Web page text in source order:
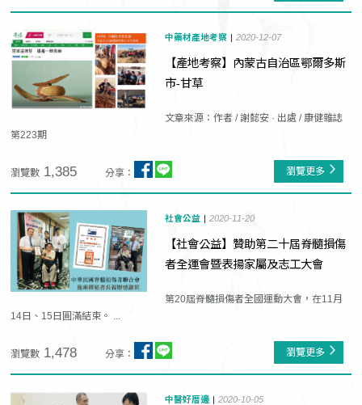
中藥材產地考察 2020-12-07
【產地考察】內蒙古自治區鄂爾多斯
市-甘草
文章來源：作者 / 謝懿安 · 出處 / 康健雜誌
第223期
瀏覽數 1,385 分享： 瀏覽更多
社會公益 2020-11-20
【社會公益】贊助第二十屆脊髓損傷
者全運會暨表揚家屬及志工大會
第20屆脊髓損傷者全國運動大會，在11月
14日、15日圓滿結束。 ...
瀏覽數 1,478 分享： 瀏覽更多
中醫好厝邊 2020-10-05